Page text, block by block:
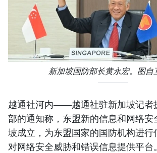
新加坡国防部长黄永宏。图自
越通社河内——越通社驻新加坡记者
部的通知称，东盟新的信息和网络安
坡成立，为东盟国家的国防机构进行
对网络安全威胁和错误信息提供平台